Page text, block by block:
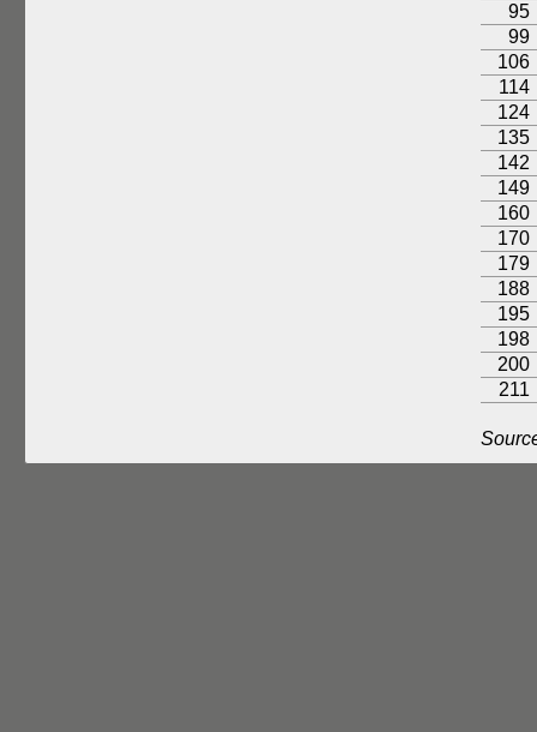
95
99
106
114
124
135
142
149
160
170
179
188
195
198
200
211